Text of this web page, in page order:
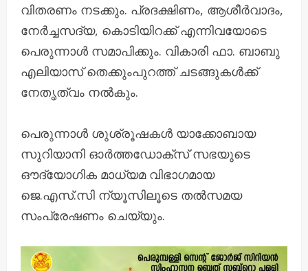
വിതരണം നടക്കും. പ്രദക്ഷിണം, ആശീർവാദം,
നേർച്ചസദ്യ, കൊടിയിറക്ക് എന്നിവയോടെ
പെരുന്നാൾ സമാപിക്കും. വികാരി ഫാ. ബാബു
എലിയാസ് തെക്കുംപുറത്ത് ചടങ്ങുകൾക്ക്
നേതൃത്വം നൽകും.
പെരുന്നാൾ ശുശ്രൂഷകൾ യാക്കോബായ
സുറിയാനി ഓർത്തഡോക്സ് സഭയുടെ
ഔദ്യോഗിക മാധ്യമ വിഭാഗമായ
ജെ.എസ്.സി ന്യൂസിലൂടെ തൽസമയ
സംപ്രേഷണം ചെയ്യും.